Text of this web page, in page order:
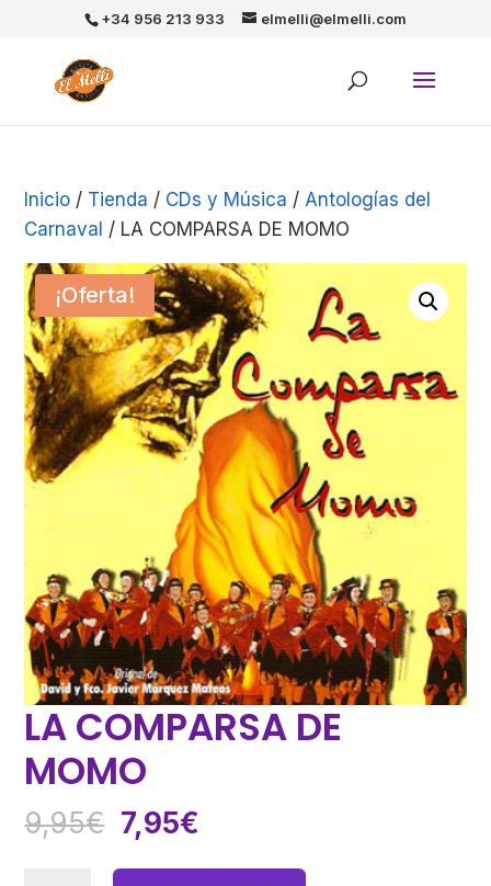
+34 956 213 933 elmelli@elmelli.com
Inicio / Tienda / CDs y Música / Antologías del
Carnaval / LA COMPARSA DE MOMO
¡Oferta!
LA COMPARSA DE
MOMO
9,95€ El
precio
7,95€